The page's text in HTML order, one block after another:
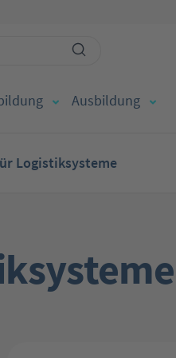
Ausbildung
Logistiksysteme